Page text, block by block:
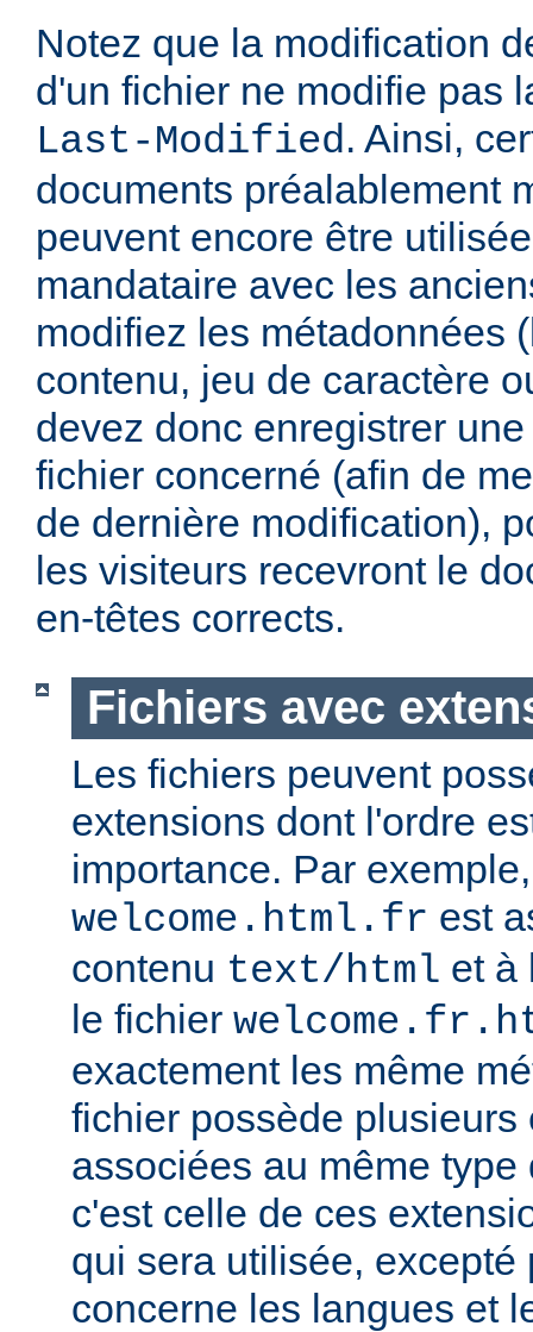
Notez que la modification
d'un fichier ne modifie pas
Last-Modified. Ainsi,
documents préalablement
peuvent encore être
mandataire avec les
modifiez les métadonnées
contenu, jeu de caractère
devez donc enregistrer
fichier concerné (afin de
de dernière modification),
les visiteurs recevront le
en-têtes corrects.
Fichiers avec
Les fichiers peuvent
extensions dont l'ordre
importance. Par
welcome.html.fr est
contenu text/html et à
le fichier
exactement les même
fichier possède plusieurs
associées au même
c'est celle de ces
qui sera utilisée, excepté
concerne les langues et